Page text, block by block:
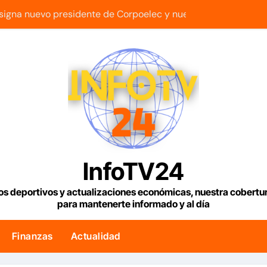
nuevo presidente de Corpoelec y nuevo viceministro
ninguna transición sino una ocupación a la fuerza
Gas de Manatee de Compañía Nacional de Gas de Trinidad y
2 outs en la 9na y superan 3-2 a Bravos en 10 innings tras
con armas de alta precisión contra la industria militar en
fin a la causa contra la exjuex Afiuni
en Venezuela entre el gobierno y la oposición
InfoTV24
deportivos y actualizaciones económicas, nuestra
para mantenerte informado y al día
Finanzas Actualidad